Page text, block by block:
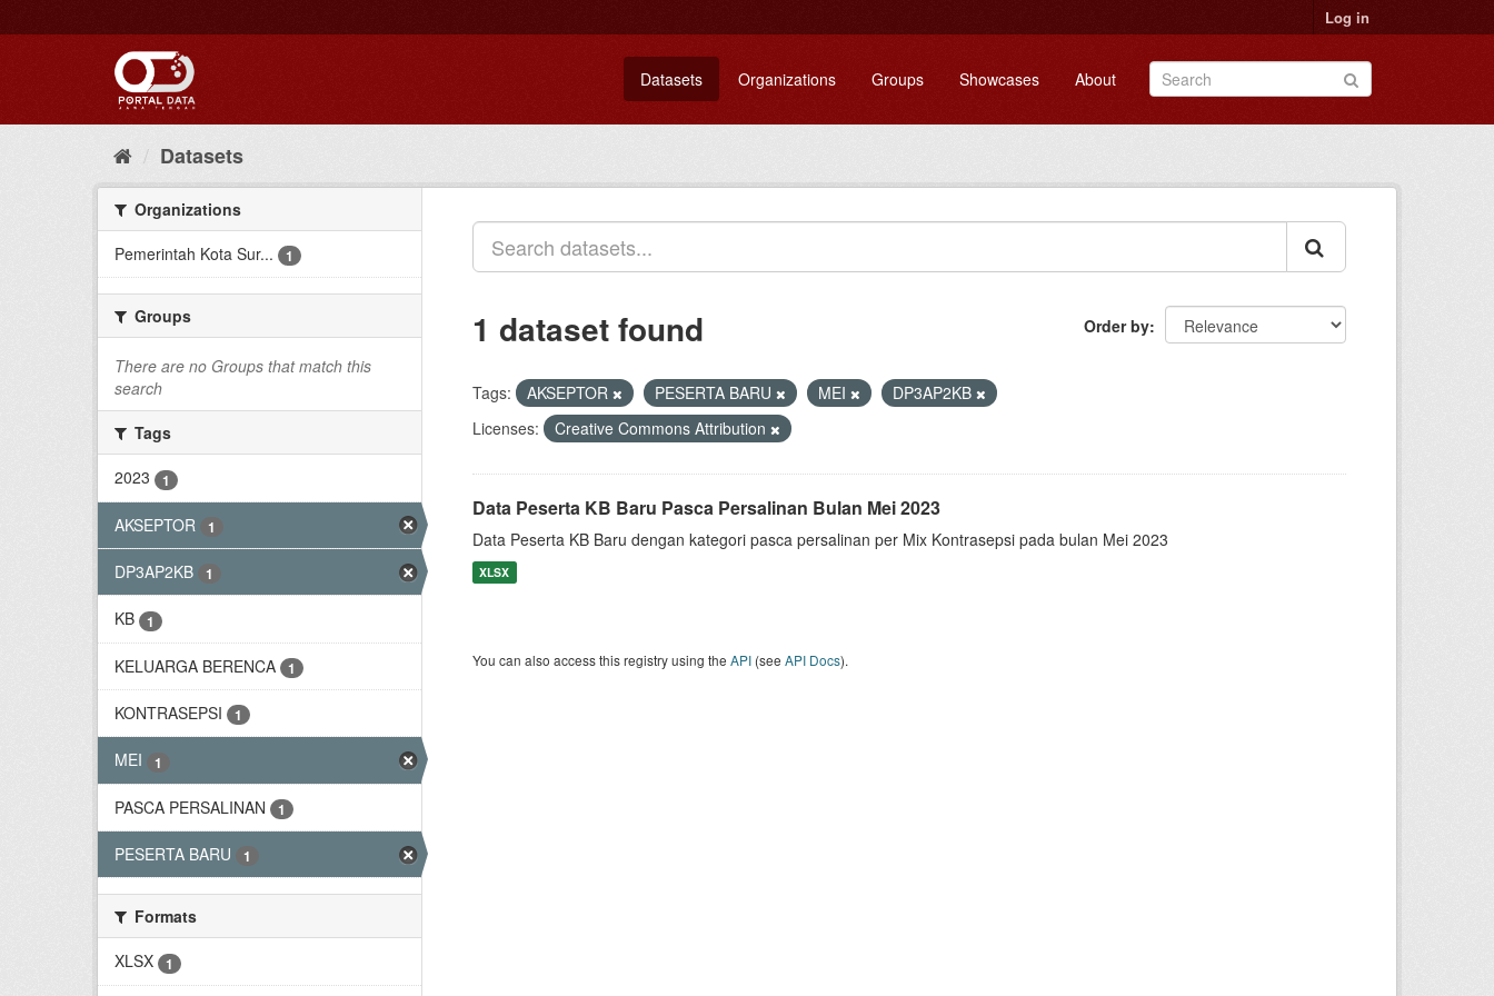
to
Log in
Datasets Organizations Groups Showcases About
Datasets
Organizations
Pemerintah Kota Sur...
1
Groups
There are no Groups that match this
search
Tags
2023
1
AKSEPTOR 1
DP3AP2KB 1
KB 1
KELUARGA BERENCA 1
KONTRASEPSI 1
MEI 1
PASCA PERSALINAN 1
PESERTA BARU 1
Formats
XLSX
1
Order by
1 dataset found
Tags: AKSEPTOR PESERTA BARU MEI
DP3AP2KB
Licenses:
Creative Commons Attribution
Data Peserta KB Baru Pasca Persalinan Bulan Mei 2023
Data Peserta KB Baru dengan kategori pasca persalinan per Mix Kontrasepsi pada bulan Mei 2023
XLSX
You can also access this registry using the API (see API Docs).